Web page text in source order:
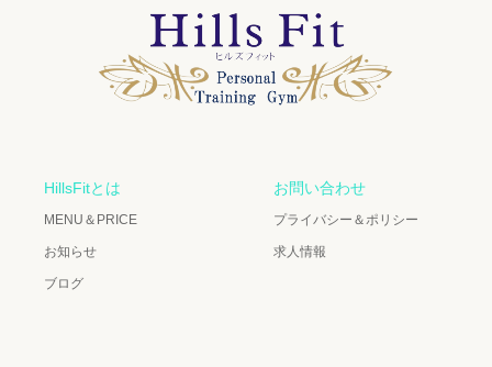
HillsFitとは
MENU＆PRICE
お知らせ
ブログ
お問い合わせ
プライバシー＆ポリシー
求人情報